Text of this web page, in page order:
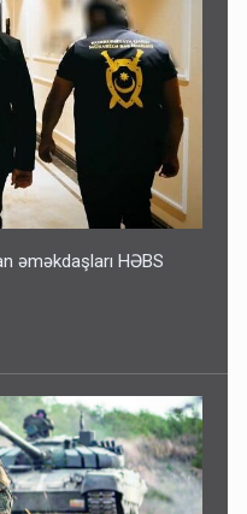
əməkdaşları HƏBS